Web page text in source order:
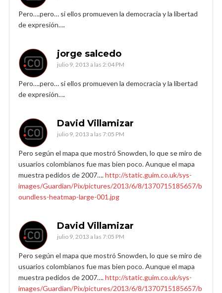
Pero….pero… si ellos promueven la democracia y la libertad
de expresión….
jorge salcedo
julio 9, 2013 a las 2:04 PM
Pero….pero… si ellos promueven la democracia y la libertad
de expresión….
David Villamizar
julio 9, 2013 a las 7:05 PM
Pero según el mapa que mostró Snowden, lo que se miro de
usuarios colombianos fue mas bien poco. Aunque el mapa
muestra pedidos de 2007….http://static.guim.co.uk/sys-
images/Guardian/Pix/pictures/2013/6/8/1370715185657/b
oundless-heatmap-large-001.jpg
David Villamizar
julio 9, 2013 a las 7:05 PM
Pero según el mapa que mostró Snowden, lo que se miro de
usuarios colombianos fue mas bien poco. Aunque el mapa
muestra pedidos de 2007….http://static.guim.co.uk/sys-
images/Guardian/Pix/pictures/2013/6/8/1370715185657/b